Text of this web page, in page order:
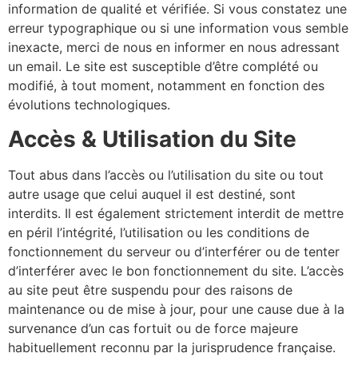
information de qualité et vérifiée. Si vous constatez une
erreur typographique ou si une information vous semble
inexacte, merci de nous en informer en nous adressant
un email. Le site est susceptible d’être complété ou
modifié, à tout moment, notamment en fonction des
évolutions technologiques.
Accès & Utilisation du Site
Tout abus dans l’accès ou l’utilisation du site ou tout
autre usage que celui auquel il est destiné, sont
interdits. Il est également strictement interdit de mettre
en péril l’intégrité, l’utilisation ou les conditions de
fonctionnement du serveur ou d’interférer ou de tenter
d’interférer avec le bon fonctionnement du site. L’accès
au site peut être suspendu pour des raisons de
maintenance ou de mise à jour, pour une cause due à la
survenance d’un cas fortuit ou de force majeure
habituellement reconnu par la jurisprudence française.